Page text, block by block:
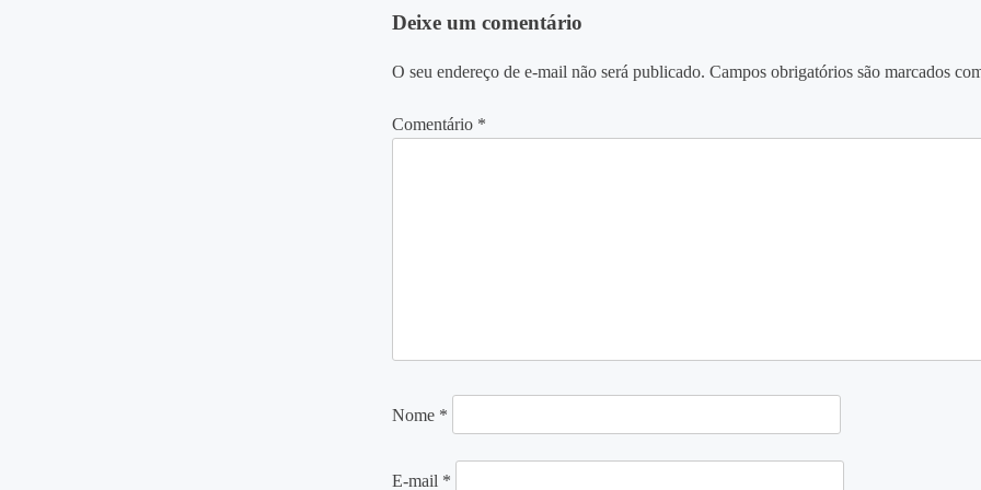
Post
Deixe um comentário
O seu endereço de e-mail não será publicado. Campos obrigatórios são marcados
Comentário *
Nome *
E-mail *